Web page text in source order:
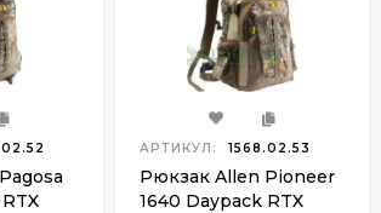
АРТИКУЛ: 1568.02.53
Рюкзак Allen Pioneer
1640 Daypack RTX